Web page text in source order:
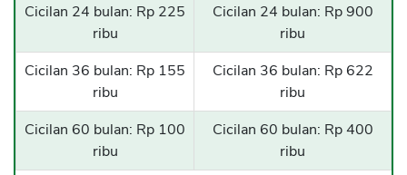
Cicilan 24 bulan: Rp 225
ribu
Cicilan 24 bulan: Rp 900
ribu
Cicilan 36 bulan: Rp 155
ribu
Cicilan 36 bulan: Rp 622
ribu
Cicilan 60 bulan: Rp 100
ribu
Cicilan 60 bulan: Rp 400
ribu
OK
CANCEL